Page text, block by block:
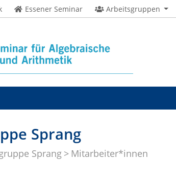
Essener Seminar Arbeitsgruppen
Sprang
Sprang Mitarbeiter*innen